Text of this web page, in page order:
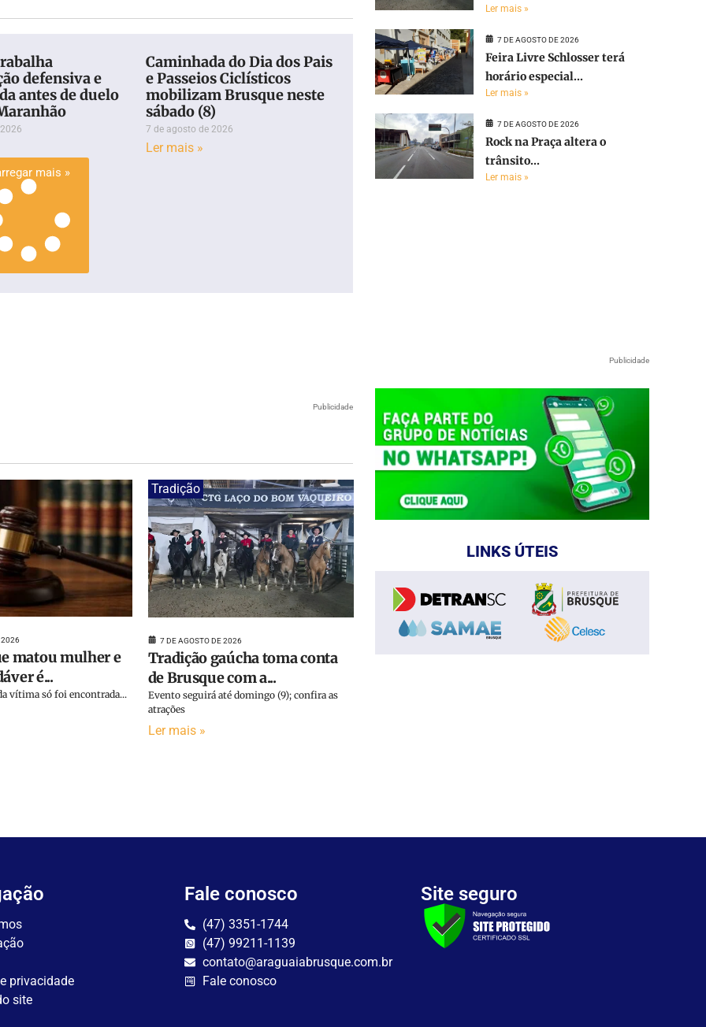
defensiva e
antes de duelo
Caminhada do Dia dos Pais
e Passeios Ciclísticos
mobilizam Brusque neste
sábado (8)
7 de agosto de 2026
Ler mais »
mais »
Publicidade
2026
matou mulher e
é...
vítima só foi encontrada...
Tradição
7 DE AGOSTO DE 2026
Tradição gaúcha toma conta
de Brusque com a...
Evento seguirá até domingo (9); confira as
atrações
Ler mais »
Ler mais »
7 DE AGOSTO DE 2026
Feira Livre Schlosser terá
horário especial...
Ler mais »
7 DE AGOSTO DE 2026
Rock na Praça altera o
trânsito...
Ler mais »
Publicidade
LINKS ÚTEIS
privacidade
site
Fale conosco
(47) 3351-1744
(47) 99211-1139
contato@araguaiabrusque.com.br
Fale conosco
Site seguro